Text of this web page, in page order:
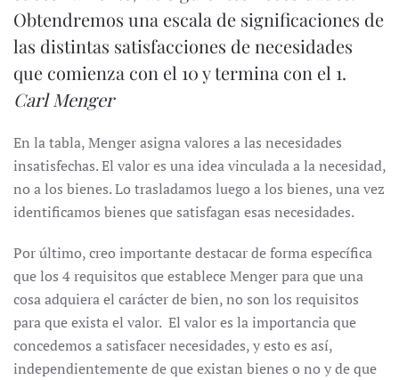
Obtendremos una escala de significaciones de
las distintas satisfacciones de necesidades
que comienza con el 10 y termina con el 1.
Carl Menger
En la tabla, Menger asigna valores a las necesidades
insatisfechas. El valor es una idea vinculada a la necesidad,
no a los bienes. Lo trasladamos luego a los bienes, una vez
identificamos bienes que satisfagan esas necesidades.
Por último, creo importante destacar de forma específica
que los 4 requisitos que establece Menger para que una
cosa adquiera el carácter de bien, no son los requisitos
para que exista el valor. El valor es la importancia que
concedemos a satisfacer necesidades, y esto es así,
independientemente de que existan bienes o no y de que